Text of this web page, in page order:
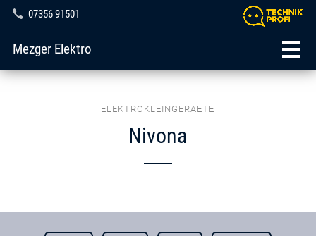
07356 91501
Mezger Elektro
ELEKTROKLEINGERAETE
Nivona